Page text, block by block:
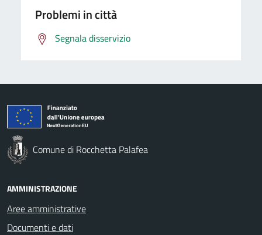
Problemi in città
Segnala disservizio
Comune di Rocchetta Palafea
AMMINISTRAZIONE
Aree amministrative
Documenti e dati